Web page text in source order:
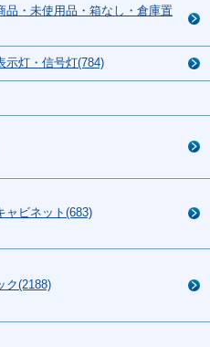
・未使用品・箱なし・倉庫置
灯・信号灯(784)
ビネット(683)
ク(2188)